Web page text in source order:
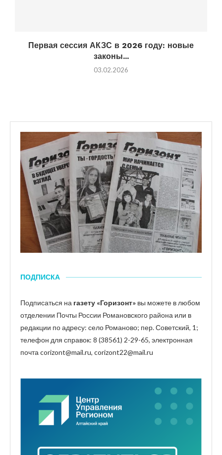
Первая сессия АКЗС в 2026 году: новые
законы...
03.02.2026
ПОДПИСКА
Подписаться на газету «Горизонт» вы можете в любом
отделении Почты России Романовского района или в
редакции по адресу: село Романово; пер. Советский, 1;
телефон для справок: 8 (38561) 2-29-65, электронная
почта corizont@mail.ru, corizont22@mail.ru